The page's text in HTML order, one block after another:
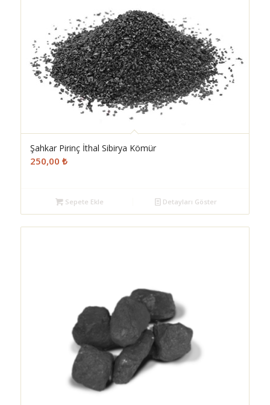
Şahkar Pirinç İthal Sibirya Kömür
250,00 ₺
Sepete Ekle Detayları Göster